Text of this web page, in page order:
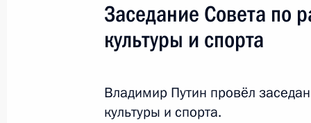
Заседание Совета по
культуры и спорта
Владимир Путин провёл
культуры и спорта.